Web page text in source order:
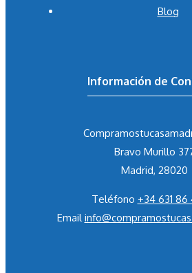
Blog
Información de
Bravo Murillo
Madrid, 28020
Teléfono +34 631 86
Email